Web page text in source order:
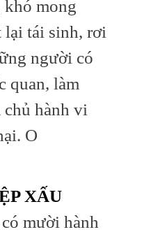
khó mong
lại tái sinh, rơi
người có
quan, làm
chủ hành vi
O
XẤU
mười hành